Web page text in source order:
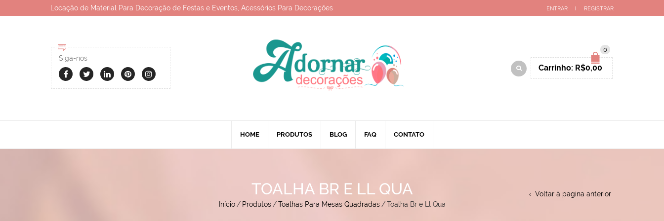
Locação de Material Para Decoração de Festas e Eventos, Acessórios Para Decorações ENTRAR REGISTRAR
Siga-nos
0
Carrinho: R$0,00
HOME PRODUTOS BLOG FAQ CONTATO
TOALHA BR E LL QUA
Início / Produtos / Toalhas Para Mesas Quadradas / Toalha Br e Ll Qua
Voltar à pagina anterior